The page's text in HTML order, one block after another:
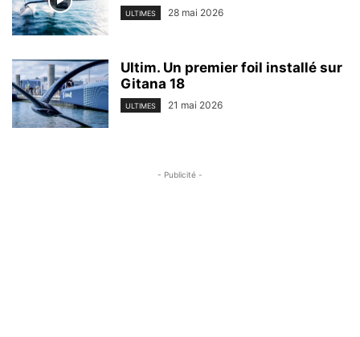
ULTIMES 28 mai 2026
Ultim. Un premier foil installé sur
Gitana 18
ULTIMES 21 mai 2026
- Publicité -